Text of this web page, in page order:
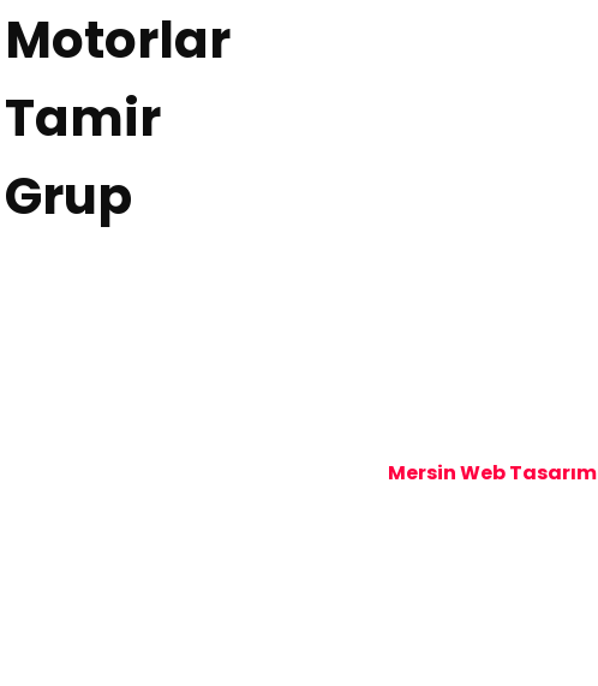
Mersin Web Tasarım